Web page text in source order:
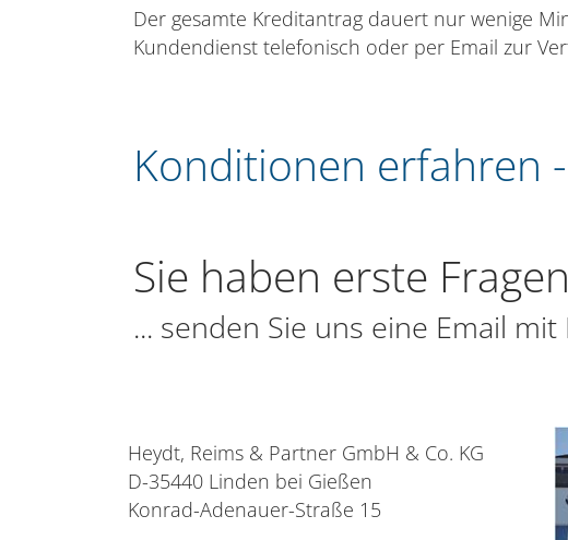
Der gesamte Kreditantrag dauert nur wenige
Kundendienst telefonisch oder per Email zur
Konditionen erfahren
Sie haben erste Fragen
... senden Sie uns eine Email
Heydt, Reims & Partner GmbH & Co. KG
D-35440 Linden bei Gießen
Konrad-Adenauer-Straße 15